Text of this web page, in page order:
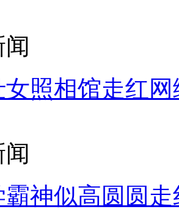
照相馆走红网
霸神似高圆圆走